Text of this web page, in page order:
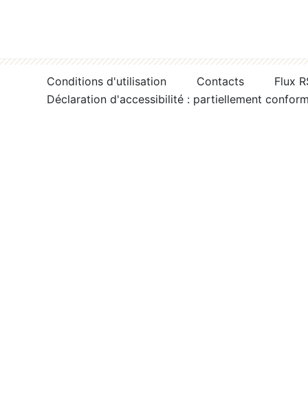
Conditions d'utilisation Contacts
Flux
Déclaration d'accessibilité : partiellement